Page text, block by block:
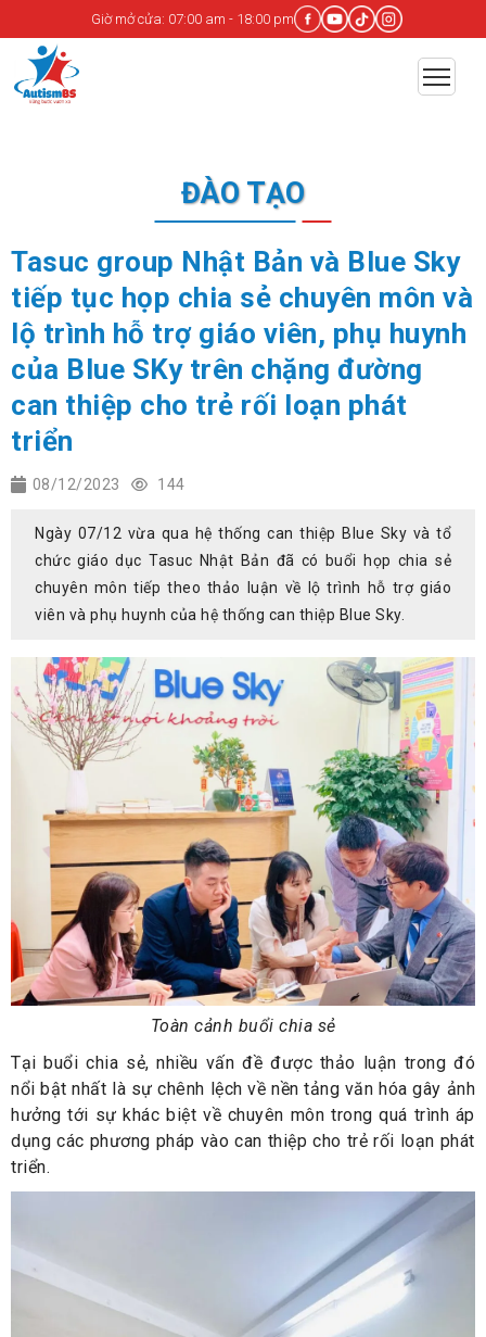
Giờ mở cửa: 07:00 am - 18:00 pm
ĐÀO TẠO
Tasuc group Nhật Bản và Blue Sky
tiếp tục họp chia sẻ chuyên môn và
lộ trình hỗ trợ giáo viên, phụ huynh
của Blue SKy trên chặng đường
can thiệp cho trẻ rối loạn phát
triển
08/12/2023 144
Ngày 07/12 vừa qua hệ thống can thiệp Blue Sky và tổ
chức giáo dục Tasuc Nhật Bản đã có buổi họp chia sẻ
chuyên môn tiếp theo thảo luận về lộ trình hỗ trợ giáo
viên và phụ huynh của hệ thống can thiệp Blue Sky.
Toàn cảnh buổi chia sẻ
Tại buổi chia sẻ, nhiều vấn đề được thảo luận trong đó
nổi bật nhất là sự chênh lệch về nền tảng văn hóa gây ảnh
hưởng tới sự khác biệt về chuyên môn trong quá trình áp
dụng các phương pháp vào can thiệp cho trẻ rối loạn phát
triển.